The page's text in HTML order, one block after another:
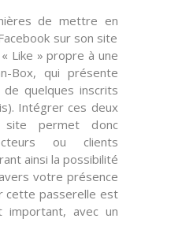
de mettre en
sur son site
Like » propre à une
Box, qui présente
quelques inscrits
Intégrer ces deux
permet donc
ou clients
ainsi la possibilité
votre présence
cette passerelle est
important, avec un